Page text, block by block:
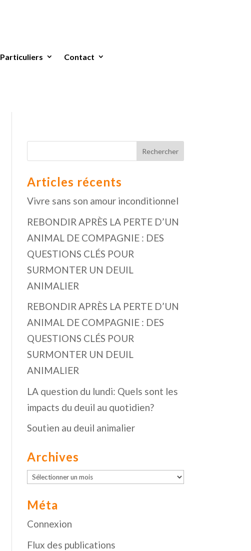
Particuliers Contact
Articles récents
Vivre sans son amour inconditionnel
REBONDIR APRÈS LA PERTE D’UN
ANIMAL DE COMPAGNIE : DES
QUESTIONS CLÉS POUR
SURMONTER UN DEUIL
ANIMALIER
REBONDIR APRÈS LA PERTE D’UN
ANIMAL DE COMPAGNIE : DES
QUESTIONS CLÉS POUR
SURMONTER UN DEUIL
ANIMALIER
LA question du lundi: Quels sont les
impacts du deuil au quotidien?
Soutien au deuil animalier
Archives
Archives
Méta
Connexion
Flux des publications